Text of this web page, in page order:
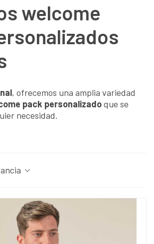
welcome
, ofrecemos una amplia variedad
pack personalizadoque se
necesidad.